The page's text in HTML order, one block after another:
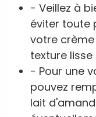
- Veillez à
éviter toute
votre
texture
- Pour une
pouvez
lait